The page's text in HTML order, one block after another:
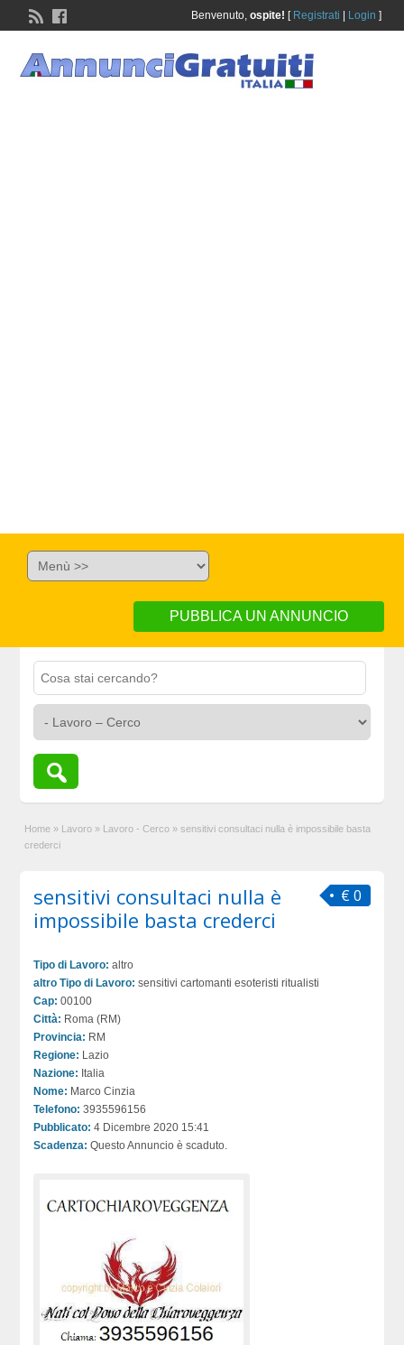
Benvenuto, ospite! [ Registrati Login ]
PUBBLICA UN ANNUNCIO
Home » Lavoro » Lavoro - Cerco » sensitivi consultaci nulla è impossibile basta
crederci
€ 0
sensitivi consultaci nulla è
impossibile basta crederci
Tipo di Lavoro: altro
altro Tipo di Lavoro: sensitivi cartomanti esoteristi ritualisti
Cap: 00100
Città: Roma (RM)
Provincia: RM
Regione: Lazio
Nazione: Italia
Nome: Marco Cinzia
Telefono: 3935596156
Pubblicato: 4 Dicembre 2020 15:41
Scadenza: Questo Annuncio è scaduto.